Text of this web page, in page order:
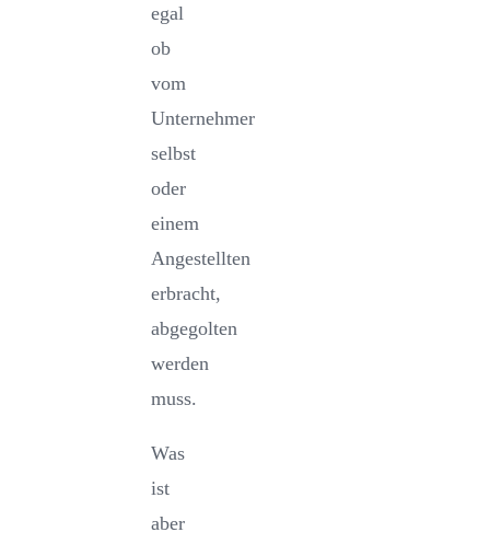
egal
ob
vom
Unternehmer
selbst
oder
einem
Angestellten
erbracht,
abgegolten
werden
muss.
Was
ist
aber